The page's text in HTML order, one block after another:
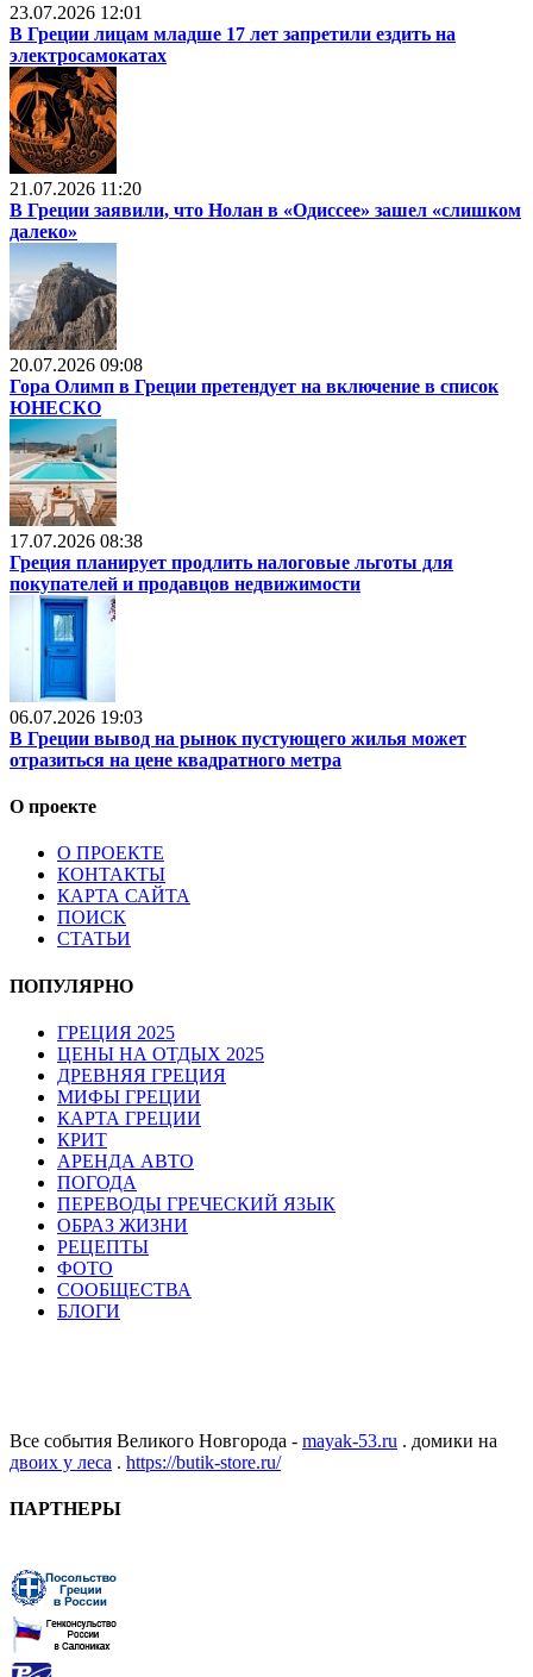
23.07.2026 12:01
В Греции лицам младше 17 лет запретили ездить на
электросамокатах
21.07.2026 11:20
В Греции заявили, что Нолан в «Одиссее» зашел «слишком
далеко»
20.07.2026 09:08
Гора Олимп в Греции претендует на включение в список
ЮНЕСКО
17.07.2026 08:38
Греция планирует продлить налоговые льготы для
покупателей и продавцов недвижимости
06.07.2026 19:03
В Греции вывод на рынок пустующего жилья может
отразиться на цене квадратного метра
О проекте
О ПРОЕКТЕ
КОНТАКТЫ
КАРТА САЙТА
ПОИСК
СТАТЬИ
ПОПУЛЯРНО
ГРЕЦИЯ 2025
ЦЕНЫ НА ОТДЫХ 2025
ДРЕВНЯЯ ГРЕЦИЯ
МИФЫ ГРЕЦИИ
КАРТА ГРЕЦИИ
КРИТ
АРЕНДА АВТО
ПОГОДА
ПЕРЕВОДЫ ГРЕЧЕСКИЙ ЯЗЫК
ОБРАЗ ЖИЗНИ
РЕЦЕПТЫ
ФОТО
СООБЩЕСТВА
БЛОГИ
Все события Великого Новгорода - mayak-53.ru . домики на
двоих у леса . https://butik-store.ru/
ПАРТНЕРЫ